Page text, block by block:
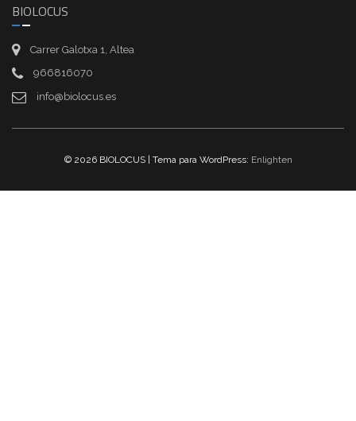
BIOLOCUS
Carrer Galotxa 1, Altea
966816070
info@biolocus.es
© 2026 BIOLOCUS | Tema para WordPress: Enlighten